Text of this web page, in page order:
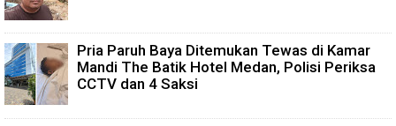
Pria Paruh Baya Ditemukan Tewas di Kamar
Mandi The Batik Hotel Medan, Polisi Periksa
CCTV dan 4 Saksi